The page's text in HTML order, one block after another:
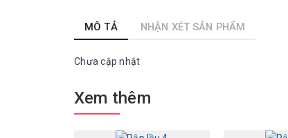
MÔ TẢ NHẬN XÉT SẢN PHẨM
Chưa cập nhật
Xem thêm